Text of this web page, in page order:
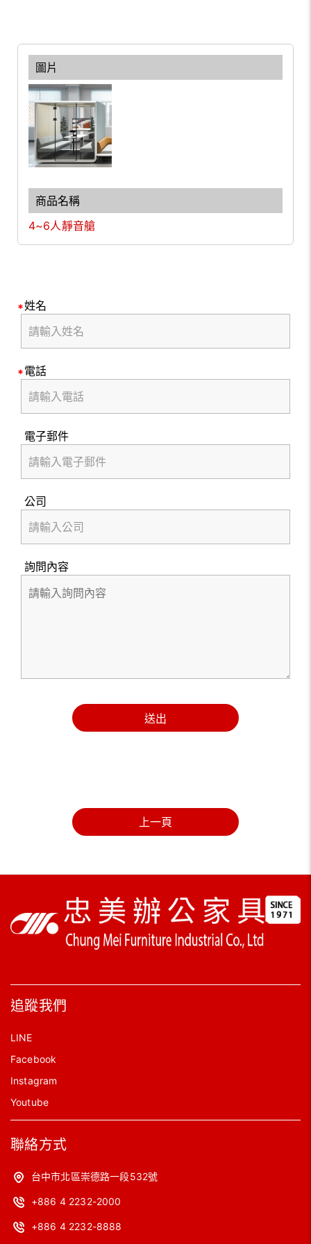
4~6人靜音艙
姓名
電話
電子郵件
公司
詢問內容
送出
上一頁
追蹤我們
LINE
Facebook
Instagram
Youtube
聯絡方式
台中市北區崇德路一段532號
+886 4 2232-2000
+886 4 2232-8888